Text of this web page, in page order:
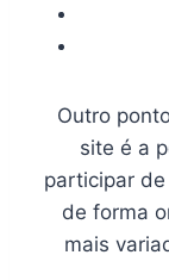
Outro
site é a
participar
de forma
mais